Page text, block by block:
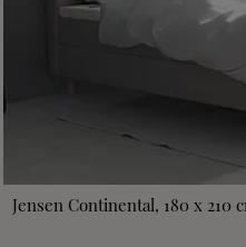
Jensen Continental, 180 x 210